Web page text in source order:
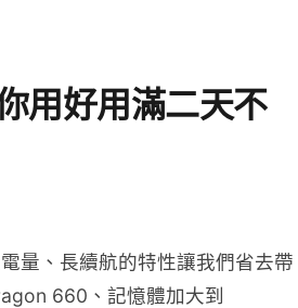
用好用滿二天不
量、長續航的特性讓我們省去帶
660、記憶體加大到